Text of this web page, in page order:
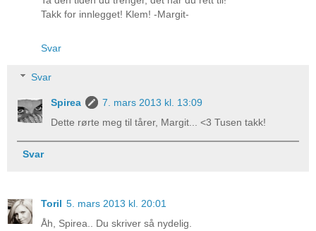
Takk for innlegget! Klem! -Margit-
Svar
Svar
Spirea
7. mars 2013 kl. 13:09
Dette rørte meg til tårer, Margit... <3 Tusen takk!
Svar
Toril 5. mars 2013 kl. 20:01
Åh, Spirea.. Du skriver så nydelig.